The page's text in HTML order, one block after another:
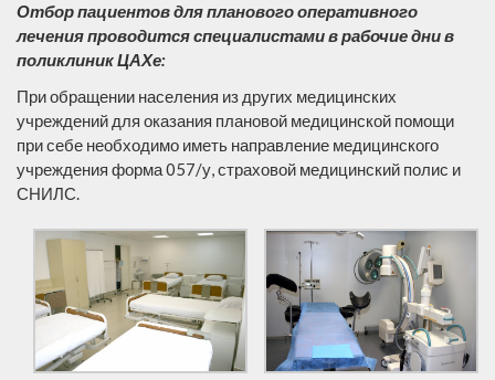
Отбор пациентов для планового оперативного
лечения проводится специалистами в рабочие дни в
поликлиник ЦАХе:
При обращении населения из других медицинских
учреждений для оказания плановой медицинской помощи
при себе необходимо иметь направление медицинского
учреждения форма 057/у, страховой медицинский полис и
СНИЛС.